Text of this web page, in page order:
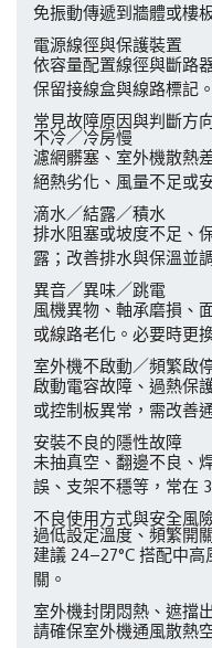
免振動傳遞到牆體或樓
電源線徑與保護裝置
依容量配置線徑與斷路
保留接線盒與線路標記。
常見故障原因與判斷方
不冷／冷房慢
濾網髒塞、室外機散熱
絕熱劣化、風量不足或
滴水／結露／積水
排水阻塞或坡度不足、
露；改善排水與保溫並
異音／異味／跳電
風機異物、軸承磨損、
或線路老化。必要時更
室外機不啟動／頻繁啟
啟動電容故障、過熱保
或控制板異常，需改善
安裝不良的隱性故障
未抽真空、翻邊不良、
誤、支架不穩等，常在
不良使用方式與安全風
過低設定溫度、頻繁開
建議 24–27°C 搭配中
關。
室外機封閉悶熱、遮擋
請確保室外機通風散熱